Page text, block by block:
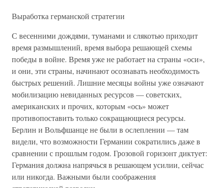
Выработка германской стратегии
С весенними дождями, туманами и слякотью приходит
время размышлений, время выбора решающей схемы
победы в войне. Время уже не работает на страны «оси»,
и они, эти страны, начинают осознавать необходимость
быстрых решений. Лишние месяцы войны уже означают
мобилизацию невиданных ресурсов — советских,
американских и прочих, которым «ось» может
противопоставить только сокращающиеся ресурсы.
Берлин и Вольфшанце не были в ослеплении — там
видели, что возможности Германии сократились даже в
сравнении с прошлым годом. Грозовой горизонт диктует:
Германия должна напрячься в решающем усилии, сейчас
или никогда. Важными были соображения